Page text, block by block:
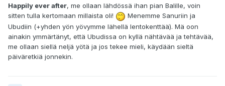
Happily ever after, me ollaan lähdössä ihan pian Balille, voin
sitten tulla kertomaan millaista oli!
Menemme Sanuriin ja
Ubudiin (+yhden yön yövymme lähellä lentokenttää). Mä oon
ainakin ymmärtänyt, että Ubudissa on kyllä nähtävää ja tehtävää,
me ollaan siellä neljä yötä ja jos tekee mieli, käydään sieltä
päiväretkiä jonnekin.